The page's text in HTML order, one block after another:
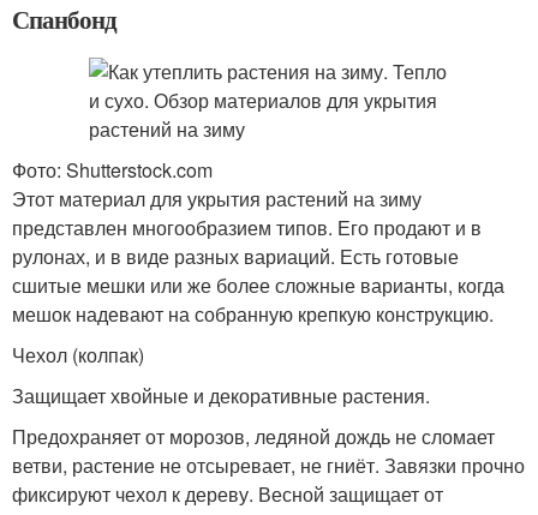
Спанбонд
Фото: Shutterstock.com
Этот материал для укрытия растений на зиму
представлен многообразием типов. Его продают и в
рулонах, и в виде разных вариаций. Есть готовые
сшитые мешки или же более сложные варианты, когда
мешок надевают на собранную крепкую конструкцию.
Чехол (колпак)
Защищает хвойные и декоративные растения.
Предохраняет от морозов, ледяной дождь не сломает
ветви, растение не отсыревает, не гниёт. Завязки прочно
фиксируют чехол к дереву. Весной защищает от